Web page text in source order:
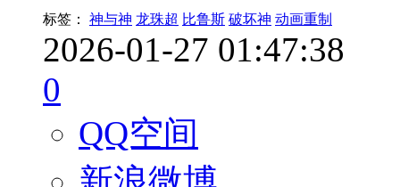
标签： 神与神 龙珠超 比鲁斯 破坏神 动画重制
2026-01-27 01:47:38
0
QQ空间